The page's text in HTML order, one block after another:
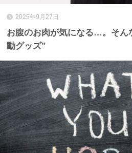
2025年9月27日
お腹のお肉が気になる…。そん
動グッズ”